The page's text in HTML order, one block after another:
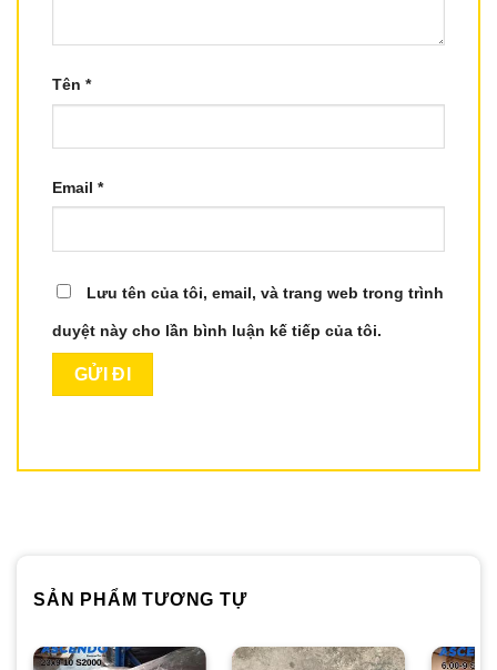
Tên *
Email *
Lưu tên của tôi, email, và trang web trong trình
duyệt này cho lần bình luận kế tiếp của tôi.
SẢN PHẨM TƯƠNG TỰ